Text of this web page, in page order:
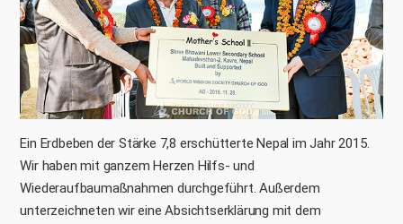
Ein Erdbeben der Stärke 7,8 erschütterte Nepal im Jahr 2015.
Wir haben mit ganzem Herzen Hilfs- und
Wiederaufbaumaßnahmen durchgeführt. Außerdem
unterzeichneten wir eine Absichtserklärung mit dem